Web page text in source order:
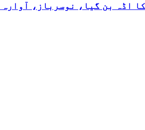
اڈہ بن گیا، نوسرباز،